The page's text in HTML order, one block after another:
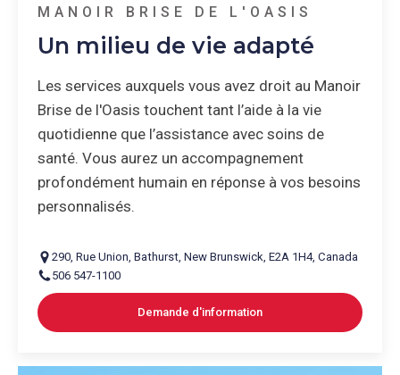
MANOIR BRISE DE L'OASIS
Un milieu de vie adapté
Les services auxquels vous avez droit au Manoir
Brise de l'Oasis touchent tant l’aide à la vie
quotidienne que l’assistance avec soins de
santé. Vous aurez un accompagnement
profondément humain en réponse à vos besoins
personnalisés.
290,Rue Union,Bathurst,New Brunswick,E2A 1H4,Canada
506 547-1100
Demande d'information